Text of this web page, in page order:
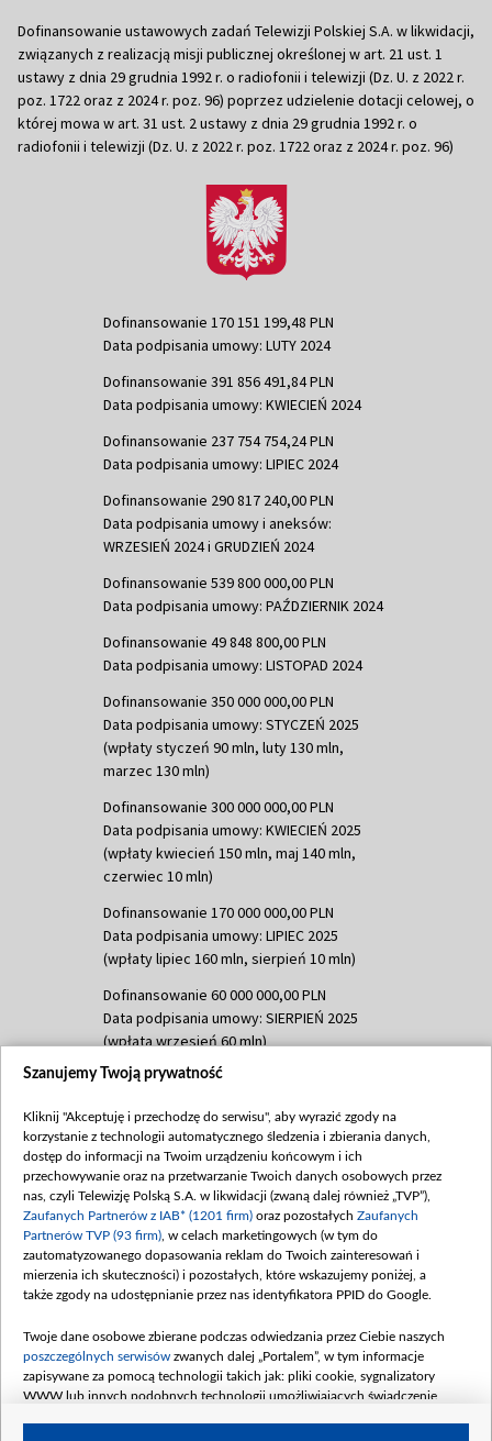
Dofinansowanie ustawowych zadań Telewizji Polskiej S.A. w likwidacji,
związanych z realizacją misji publicznej określonej w art. 21 ust. 1
ustawy z dnia 29 grudnia 1992 r. o radiofonii i telewizji (Dz. U. z 2022 r.
poz. 1722 oraz z 2024 r. poz. 96) poprzez udzielenie dotacji celowej, o
której mowa w art. 31 ust. 2 ustawy z dnia 29 grudnia 1992 r. o
radiofonii i telewizji (Dz. U. z 2022 r. poz. 1722 oraz z 2024 r. poz. 96)
Dofinansowanie 170 151 199,48 PLN
Data podpisania umowy: LUTY 2024
Dofinansowanie 391 856 491,84 PLN
Data podpisania umowy: KWIECIEŃ 2024
Dofinansowanie 237 754 754,24 PLN
Data podpisania umowy: LIPIEC 2024
Dofinansowanie 290 817 240,00 PLN
Data podpisania umowy i aneksów:
WRZESIEŃ 2024 i GRUDZIEŃ 2024
Dofinansowanie 539 800 000,00 PLN
Data podpisania umowy: PAŹDZIERNIK 2024
Dofinansowanie 49 848 800,00 PLN
Data podpisania umowy: LISTOPAD 2024
Dofinansowanie 350 000 000,00 PLN
Data podpisania umowy: STYCZEŃ 2025
(wpłaty styczeń 90 mln, luty 130 mln,
marzec 130 mln)
Dofinansowanie 300 000 000,00 PLN
Data podpisania umowy: KWIECIEŃ 2025
(wpłaty kwiecień 150 mln, maj 140 mln,
czerwiec 10 mln)
Dofinansowanie 170 000 000,00 PLN
Data podpisania umowy: LIPIEC 2025
(wpłaty lipiec 160 mln, sierpień 10 mln)
Dofinansowanie 60 000 000,00 PLN
Data podpisania umowy: SIERPIEŃ 2025
(wpłata wrzesień 60 mln)
Dofinansowanie 635 783 051,21 PLN
(wpłata wrzesień 100 mln, październik 350
mln, listopad 265 mln)
Dofinansowanie 48 862 000,00 PLN
Data podpisania umowy: GRUDZIEŃ 2025
(wpłata grudzień 60,548 mln)
Dofinansowanie 900 000 000,00 PLN
Data podpisania umowy: LUTY 2026 (wpłata
kwiecień 180 mln, 7 maja 180 mln, 8
czerwca 90 mln)
Dofinansowanie 250 000 000,00 PLN
Szanujemy Twoją prywatność
Kliknij "Akceptuję i przechodzę do serwisu", aby wyrazić zgody na
korzystanie z technologii automatycznego śledzenia i zbierania danych,
dostęp do informacji na Twoim urządzeniu końcowym i ich
przechowywanie oraz na przetwarzanie Twoich danych osobowych przez
nas, czyli Telewizję Polską S.A. w likwidacji (zwaną dalej również „TVP”),
Zaufanych Partnerów z IAB* (1201 firm) oraz pozostałych Zaufanych
Partnerów TVP (93 firm) , w celach marketingowych (w tym do
zautomatyzowanego dopasowania reklam do Twoich zainteresowań i
mierzenia ich skuteczności) i pozostałych, które wskazujemy poniżej, a
także zgody na udostępnianie przez nas identyfikatora PPID do Google.
Twoje dane osobowe zbierane podczas odwiedzania przez Ciebie naszych
poszczególnych serwisów zwanych dalej „Portalem”, w tym informacje
zapisywane za pomocą technologii takich jak: pliki cookie, sygnalizatory
WWW lub innych podobnych technologii umożliwiających świadczenie